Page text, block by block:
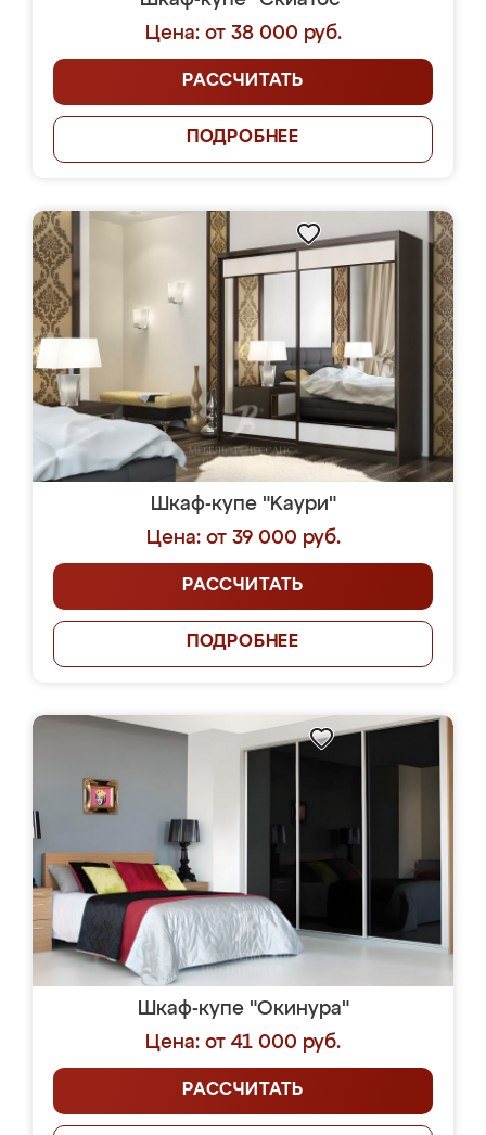
Цена: от 38 000 руб.
РАССЧИТАТЬ
ПОДРОБНЕЕ
Шкаф-купе "Kaури"
Цена: от 39 000 руб.
РАССЧИТАТЬ
ПОДРОБНЕЕ
Шкаф-купе "Окинура"
Цена: от 41 000 руб.
РАССЧИТАТЬ